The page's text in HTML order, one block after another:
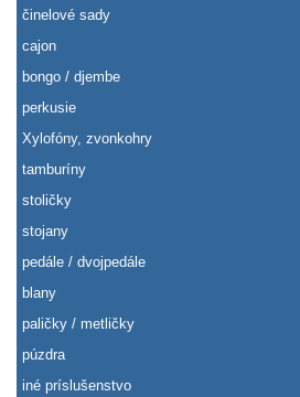
činelové sady
cajon
bongo / djembe
perkusie
Xylofóny, zvonkohry
tamburíny
stoličky
stojany
pedále / dvojpedále
blany
paličky / metličky
púzdra
iné príslušenstvo